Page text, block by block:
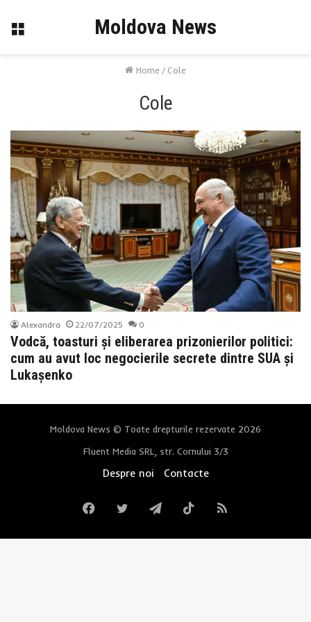
Menu Moldova News
Home / Cole
Cole
Alexandra 22/07/2025 0
Vodcă, toasturi și eliberarea prizonierilor politici:
cum au avut loc negocierile secrete dintre SUA și
Lukașenko
Moldova News © Toate drepturile rezervate 2026
Fluent Media SRL, str. Cornului 3/3
Despre noi Contacte
FacebookTwitterTelegramTikTokRSS